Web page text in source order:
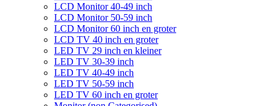
LCD Monitor 40-49 inch
LCD Monitor 50-59 inch
LCD Monitor 60 inch en groter
LCD TV 40 inch en groter
LED TV 29 inch en kleiner
LED TV 30-39 inch
LED TV 40-49 inch
LED TV 50-59 inch
LED TV 60 inch en groter